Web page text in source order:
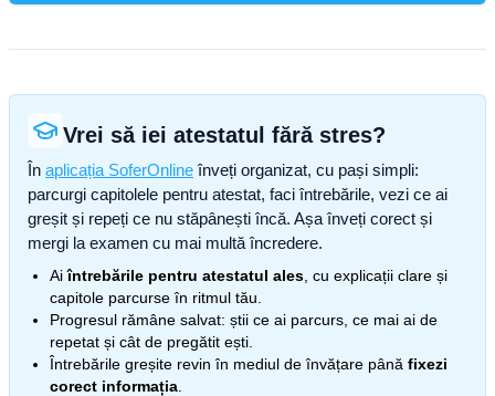
Vrei să iei atestatul fără stres?
În aplicația SoferOnline înveți organizat, cu pași simpli:
parcurgi capitolele pentru atestat, faci întrebările, vezi ce ai
greșit și repeți ce nu stăpânești încă. Așa înveți corect și
mergi la examen cu mai multă încredere.
Aiîntrebările pentru atestatul ales , cu explicații clare și
capitole parcurse în ritmul tău.
Progresul rămâne salvat: știi ce ai parcurs, ce mai ai de
repetat și cât de pregătit ești.
Întrebările greșite revin în mediul de învățare până fixezi
corect informația